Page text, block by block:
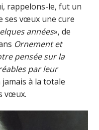
rappelons-le, fut un
ses vœux une cure
années», de
Ornement et
pensée sur la
par leur
à la totale
vœux.